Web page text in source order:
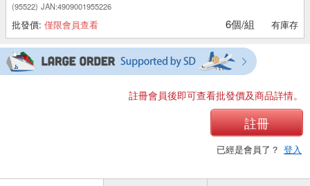
(95522) JAN:4909001955226
批發價: 僅限會員查看 6個/組 有庫存
註冊會員後即可查看批發價及商品詳情。
註冊
已經是會員了？ 登入